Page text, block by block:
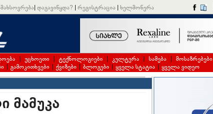
| დაგავიწყდა? | რეგისტრაცია | ხელმოწერა
| უცხოეთი | ტექნოლოგიები | კულტურა | სამება | მოსაზრებები
| გამოკითხვები | ქვიზები | ბლოგები | ყველა სტატია | ყველა ვიდეო
მამუკა